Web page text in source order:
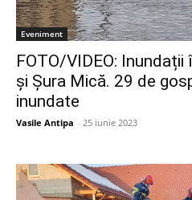
Eveniment
FOTO/VIDEO: Inundații
și Șura Mică. 29 de
inundate
Vasile Antipa - 25 iunie 2023